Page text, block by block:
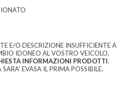
E/O DESCRIZIONE INSUFFICIENTE A
IDONEO AL VOSTRO VEICOLO,
INFORMAZIONI PRODOTTI.
EVASA IL PRIMA POSSIBILE.